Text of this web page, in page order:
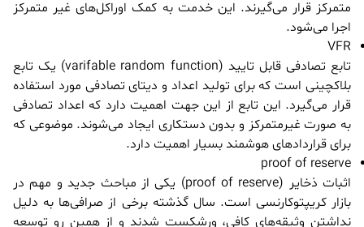
متمرکز قرار می‌گیرند. این خدمت به کمک اوراکل‌های غیر متمرکز
اجرا می‌شود.
VFR
تابع تصادفی قابل تایید (varifable random function) یک تابع
بلاکچینی است که برای تولید اعداد و دیتای تصادفی مورد استفاده
قرار می‌گیرد. این تابع از این جهت اهمیت دارد که اعداد تصادفی
به صورت غیرمتمرکز و بدون دستکاری ایجاد می‌شوند. موضوعی که
برای قراردادهای هوشمند بسیار اهمیت دارد.
proof of reserve
اثبات ذخایر (proof of reserve) یکی از مباحث جدید و مهم در
بازار کریپتوکارنسی است. سال گذشته برخی از صرافی‌ها به دلیل
نداشتن وثیقه‌های کافی، ورشکست شدند و از همین رو توسعه